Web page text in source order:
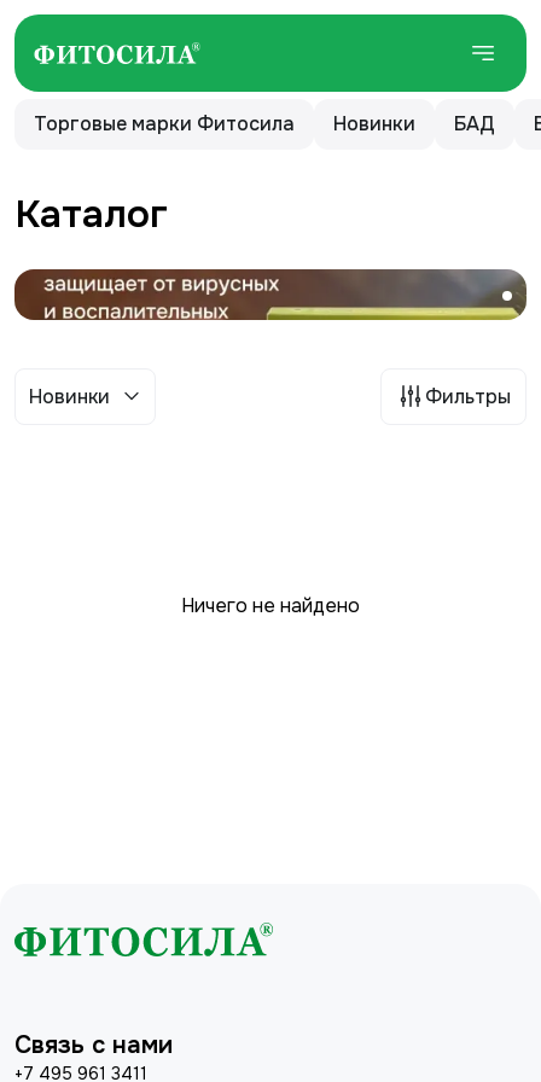
Торговые марки Фитосила Новинки БАД
Каталог
Новинки Фильтры
Ничего не найдено
Связь с нами
+7 495 961 3411